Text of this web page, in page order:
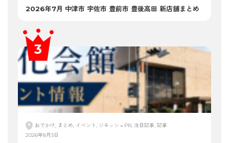
2026年7月 中津市 宇佐市 豊前市 豊後高田 新店舗まとめ
おでかけ, まとめ, イベント, ジモッシュPR, 注目記事, 記事
2026年8月3日